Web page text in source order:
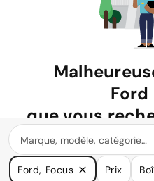
Ford
que vous
Nous avons de nombreuses
à
Ford, Focus Prix